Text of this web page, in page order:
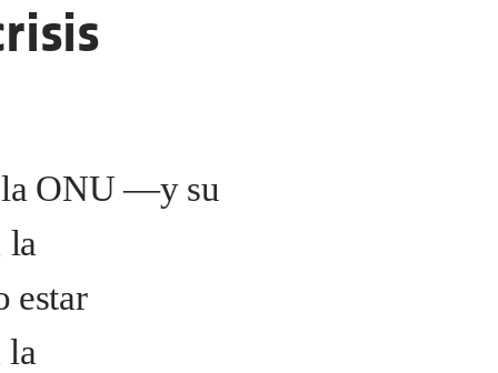
la ONU —y su
la
estar
la